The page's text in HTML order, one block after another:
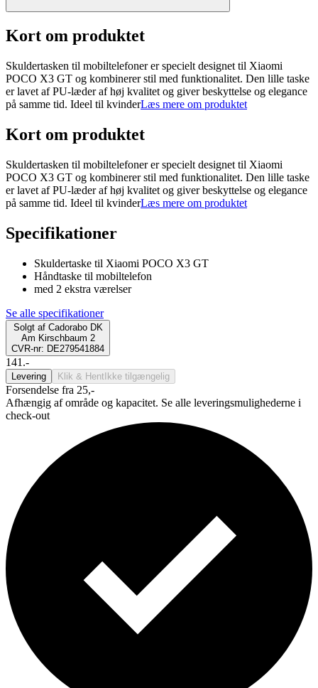
Kort om produktet
Skuldertasken til mobiltelefoner er specielt designet til Xiaomi
POCO X3 GT og kombinerer stil med funktionalitet. Den lille taske
er lavet af PU-læder af høj kvalitet og giver beskyttelse og elegance
på samme tid. Ideel til kvinderLæs mere om produktet
Kort om produktet
Skuldertasken til mobiltelefoner er specielt designet til Xiaomi
POCO X3 GT og kombinerer stil med funktionalitet. Den lille taske
er lavet af PU-læder af høj kvalitet og giver beskyttelse og elegance
på samme tid. Ideel til kvinderLæs mere om produktet
Specifikationer
Skuldertaske til Xiaomi POCO X3 GT
Håndtaske til mobiltelefon
med 2 ekstra værelser
Se alle specifikationer
Solgt af Cadorabo DK
Am Kirschbaum 2
CVR-nr: DE279541884
141.-
Levering Klik & Hent Ikke tilgængelig
Forsendelse fra 25,-
Afhængig af område og kapacitet. Se alle leveringsmulighederne i
check-out